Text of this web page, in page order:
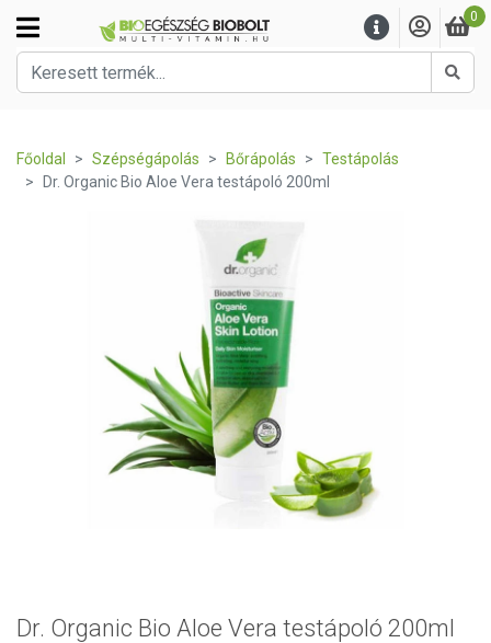
0
Főoldal Szépségápolás Bőrápolás
Testápolás
Dr. Organic Bio Aloe Vera testápoló 200ml
Dr. Organic Bio Aloe Vera testápoló 200ml